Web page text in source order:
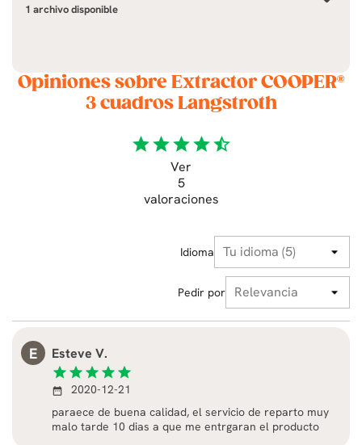
1 archivo disponible
Opiniones sobre Extractor COOPER®
3 cuadros Langstroth
starstarstarstarstar_half
Ver
5
valoraciones
Idioma
Pedir por
E Esteve V.
star star star star star
date_range
2020-12-21
paraece de buena calidad, el servicio de reparto muy
malo tarde 10 dias a que me entrgaran el producto